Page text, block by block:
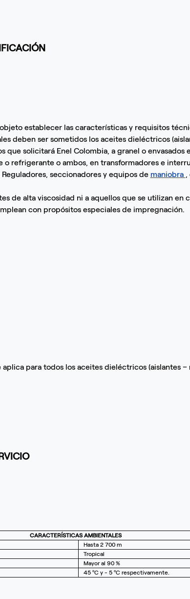
establecer las características y requisitos
deben ser sometidos los aceites dieléctricos
que solicitará Enel Colombia, a granel o envasados
o refrigerante o ambos, en transformadores e
seccionadores y equipos de maniobra ,
de alta viscosidad ni a aquellos que se utilizan en
con propósitos especiales de impregnación.
aplica para todos los aceites dieléctricos (aislantes
CARACTERÍSTICAS AMBIENTALES
Hasta 2 700 m
Tropical
Mayor al 90 %
45 ºC y - 5 ºC respectivamente.